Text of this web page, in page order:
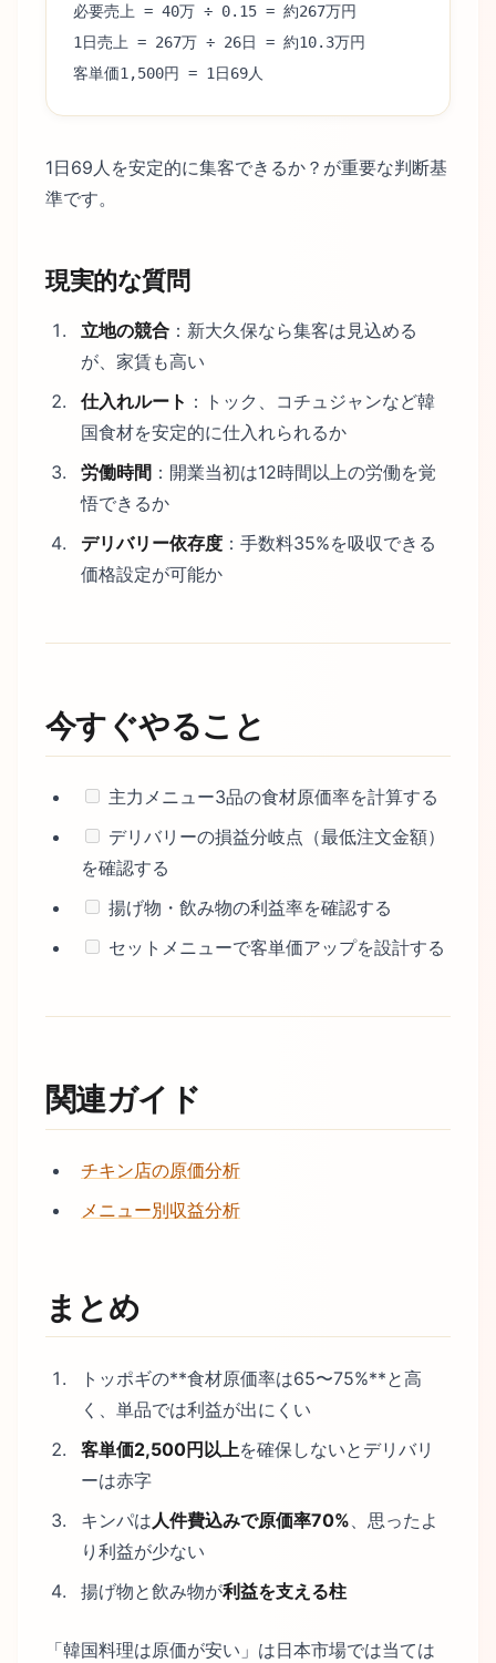
必要売上 = 40万 ÷ 0.15 = 約267万円
1日売上 = 267万 ÷ 26日 = 約10.3万円
客単価1,500円 = 1日69人
1日69人を安定的に集客できるか？が重要な判断基
準です。
現実的な質問
立地の競合 ：新大久保なら集客は見込める
が、家賃も高い
仕入れルート ：トック、コチュジャンなど韓
国食材を安定的に仕入れられるか
労働時間 ：開業当初は12時間以上の労働を覚
悟できるか
デリバリー依存度 ：手数料35%を吸収できる
価格設定が可能か
今すぐやること
主力メニュー3品の食材原価率を計算する
デリバリーの損益分岐点（最低注文金額）
を確認する
揚げ物・飲み物の利益率を確認する
セットメニューで客単価アップを設計する
関連ガイド
チキン店の原価分析
メニュー別収益分析
まとめ
トッポギの**食材原価率は65〜75%**と高
く、単品では利益が出にくい
客単価2,500円以上を確保しないとデリバリ
ーは赤字
キンパは 人件費込みで原価率70% 、思ったよ
り利益が少ない
揚げ物と飲み物が利益を支える柱
「韓国料理は原価が安い」は日本市場では当ては